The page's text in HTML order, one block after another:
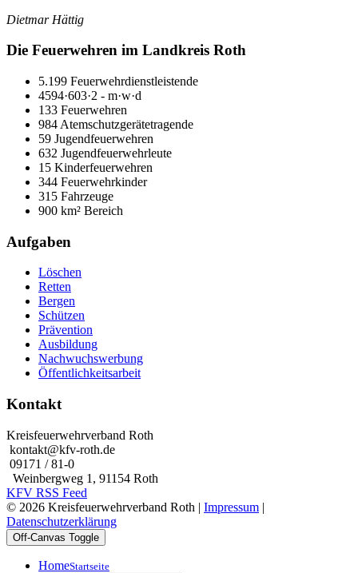
Dietmar Hättig
Die Feuerwehren im Landkreis Roth
5.199 Feuerwehrdienstleistende
4594·603·2 - m·w·d
133 Feuerwehren
984 Atemschutzgerätetragende
59 Jugendfeuerwehren
632 Jugendfeuerwehrleute
15 Kinderfeuerwehren
344 Feuerwehrkinder
315 Fahrzeuge
900 km² Bereich
Aufgaben
Löschen
Retten
Bergen
Schützen
Prävention
Ausbildung
Nachwuchswerbung
Öffentlichkeitsarbeit
Kontakt
Kreisfeuerwehrverband Roth
kontakt@kfv-roth.de
09171 / 81-0
Weinbergweg 1, 91154 Roth
KFV RSS Feed
© 2026 Kreisfeuerwehrverband Roth | Impressum |
Datenschutzerklärung
Off-Canvas Toggle
HomeStartseite